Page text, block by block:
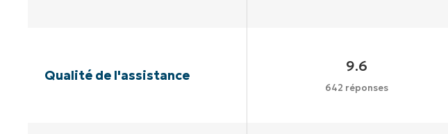
Qualité de l'assistance
9.6
642 réponses